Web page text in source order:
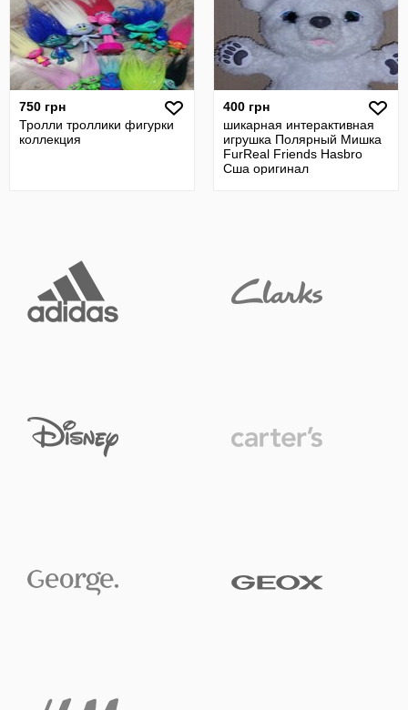
750 грн
Тролли троллики фигурки
коллекция
400 грн
шикарная интерактивная
игрушка Полярный Мишка
FurReal Friends Hasbro
Сша оригинал